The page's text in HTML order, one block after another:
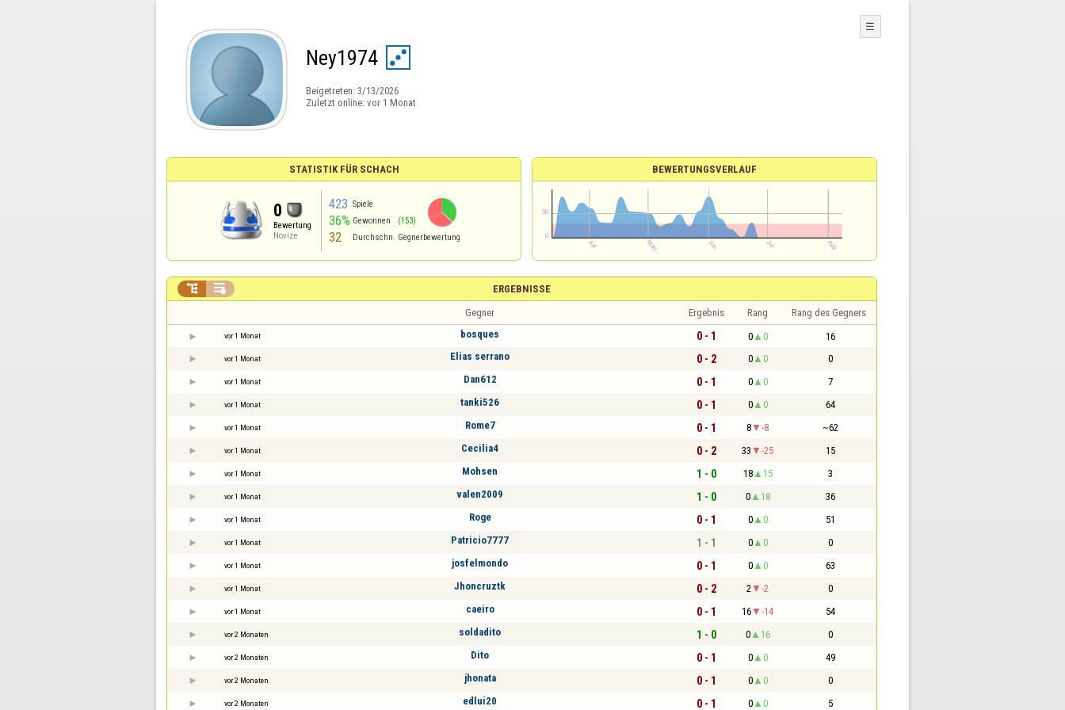
Ney1974
Beigetreten: 3/13/2026
Zuletzt online: vor 1 Monat
☰
STATISTIK FÜR SCHACH
0
Bewertung
Novize
423 Spiele
36% Gewonnen (153)
32 Durchschn. Gegnerbewertung
BEWERTUNGSVERLAUF
ERGEBNISSE
 
Gegner Ergebnis Rang Rang des Gegners
vor 1 Monat bosques 0 - 1 0 0 16
vor 1 Monat Elias serrano 0 - 2 0 0 0
vor 1 Monat Dan612 0 - 1 0 0 7
vor 1 Monat tanki526 0 - 1 0 0 64
vor 1 Monat Rome7 0 - 1 8 -8 ~62
vor 1 Monat Cecilia4 0 - 2 33 -25 15
vor 1 Monat Mohsen 1 - 0 18 15 3
vor 1 Monat valen2009 1 - 0 0 18 36
vor 1 Monat Roge 0 - 1 0 0 51
vor 1 Monat Patricio7777 1 - 1 0 0 0
vor 1 Monat josfelmondo 0 - 1 0 0 63
vor 1 Monat Jhoncruztk 0 - 2 2 -2 0
vor 1 Monat caeiro 0 - 1 16 -14 54
vor 2 Monaten soldadito 1 - 0 0 16 0
vor 2 Monaten Dito 0 - 1 0 0 49
vor 2 Monaten jhonata 0 - 1 0 0 0
vor 2 Monaten edlui20 0 - 1 0 0 5